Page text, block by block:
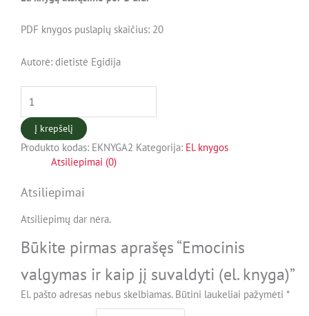
PDF knygos puslapių skaičius: 20
Autorė: dietistė Egidija
Į krepšelį
Produkto kodas: EKNYGA2 Kategorija: El. knygos
Atsiliepimai (0)
Atsiliepimai
Atsiliepimų dar nėra.
Būkite pirmas aprašęs “Emocinis
valgymas ir kaip jį suvaldyti (el. knyga)”
El. pašto adresas nebus skelbiamas. Būtini laukeliai pažymėti *